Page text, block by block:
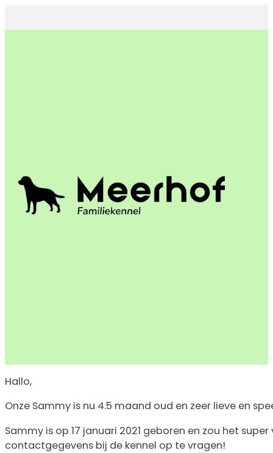
Hallo,
Onze Sammy is nu 4.5 maand oud en zeer lieve en
Sammy is op 17 januari 2021 geboren en zou het
contactgegevens bij de kennel op te vragen!